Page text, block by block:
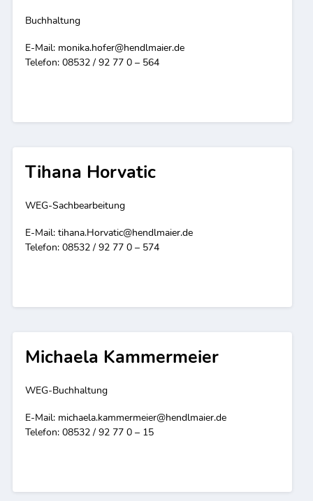
Buchhaltung
E-Mail: monika.hofer@hendlmaier.de
Telefon: 08532 / 92 77 0 – 564
Tihana Horvatic
WEG-Sachbearbeitung
E-Mail: tihana.Horvatic@hendlmaier.de
Telefon: 08532 / 92 77 0 – 574
Michaela Kammermeier
WEG-Buchhaltung
E-Mail: michaela.kammermeier@hendlmaier.de
Telefon: 08532 / 92 77 0 – 15